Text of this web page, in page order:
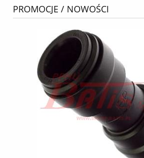
PROMOCJE / NOWOŚCI